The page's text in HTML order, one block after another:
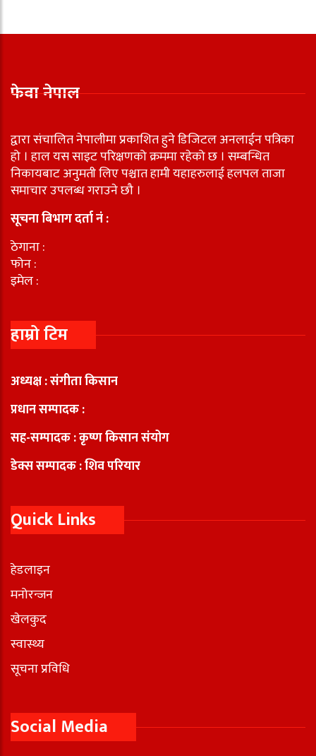
फेवा नेपाल
द्वारा संचालित नेपालीमा प्रकाशित हुने डिजिटल अनलाईन पत्रिका
हो । हाल यस साइट परिक्षणको क्रममा रहेको छ । सम्बन्धित
निकायबाट अनुमती लिए पश्चात हामी यहाहरुलाई हलपल ताजा
समाचार उपलब्ध गराउने छौ ।
सूचना बिभाग दर्ता नं :
ठेगाना :
फोन :
इमेल :
हाम्रो टिम
अध्यक्ष : संगीता किसान
प्रधान सम्पादक :
सह-सम्पादक : कृष्ण किसान संयोग
डेक्स सम्पादक : शिव परियार
Quick Links
हेडलाइन
मनोरन्जन
खेलकुद
स्वास्थ्य
सूचना प्रविधि
Social Media